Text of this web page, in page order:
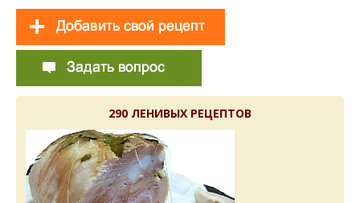
290 ЛЕНИВЫХ РЕЦЕПТОВ